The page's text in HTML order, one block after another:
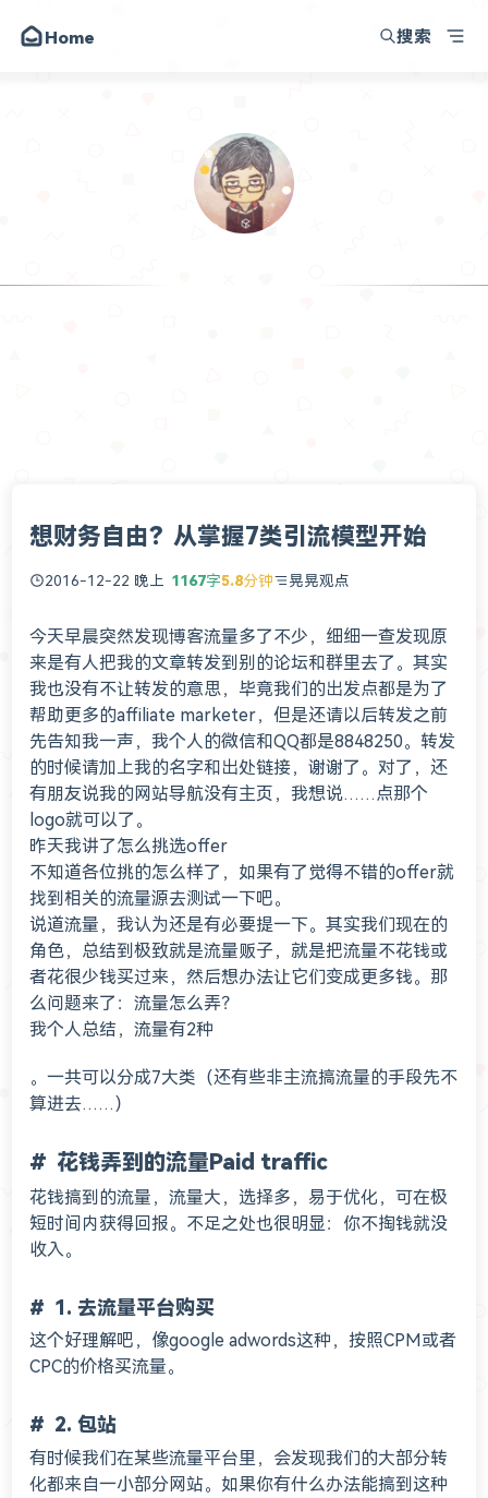
崔晃晃博客
Home 搜索
想财务自由？从掌握7类引流模型开始
2016-12-22 晚上 1167字5.8分钟 晃晃观点
今天早晨突然发现博客流量多了不少，细细一查发现原
来是有人把我的文章转发到别的论坛和群里去了。其实
我也没有不让转发的意思，毕竟我们的出发点都是为了
帮助更多的affiliate marketer，但是还请以后转发之前
先告知我一声，我个人的微信和QQ都是8848250。转发
的时候请加上我的名字和出处链接，谢谢了。对了，还
有朋友说我的网站导航没有主页，我想说……点那个
logo就可以了。
昨天我讲了怎么挑选offer
不知道各位挑的怎么样了，如果有了觉得不错的offer就
找到相关的流量源去测试一下吧。
说道流量，我认为还是有必要提一下。其实我们现在的
角色，总结到极致就是流量贩子，就是把流量不花钱或
者花很少钱买过来，然后想办法让它们变成更多钱。那
么问题来了：流量怎么弄？
我个人总结，流量有2种
。一共可以分成7大类（还有些非主流搞流量的手段先不
算进去……）
花钱弄到的流量Paid traffic
花钱搞到的流量，流量大，选择多，易于优化，可在极
短时间内获得回报。不足之处也很明显：你不掏钱就没
收入。
1. 去流量平台购买
这个好理解吧，像google adwords这种，按照CPM或者
CPC的价格买流量。
2. 包站
有时候我们在某些流量平台里，会发现我们的大部分转
化都来自一小部分网站。如果你有什么办法能搞到这种